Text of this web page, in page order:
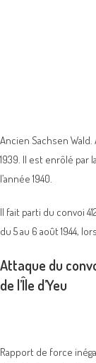
Ancien Sachsen
1939. Il est enrôlé par
l’année 1940.
Il fait parti du convoi
du 5 au 6 août 1944,
Attaque du
de l’Île d’Yeu
Rapport de force